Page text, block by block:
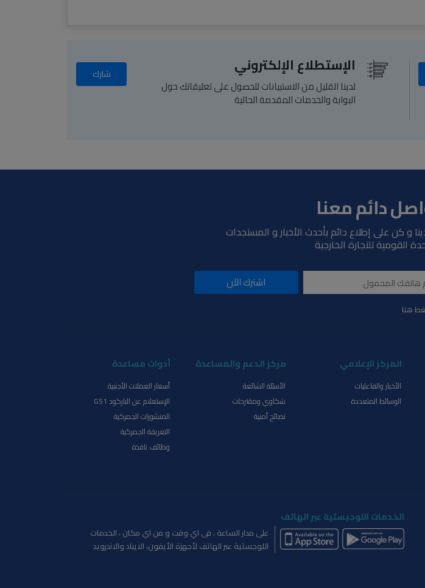
الإستطلاع الإلكتروني
لدينا القليل من الاستبيانات للحصول على تعليقاتك حول
البوابة والخدمات المقدمة الحالية
شارك
دائم معنا
و كن على إطلاع دائم بأحدث الأخبار و المستجدات
القومية للتجارة الخارجية
اشترك الآن
هنا
المركز الإعلامي
الأخبار والفاعليات
الوسائط المتعددة
مركز الدعم والمساعدة
الأسئلة الشائعة
شكاوي ومقترحات
نصائح أمنية
أدوات مساعدة
أسعار العملات الأجنبية
الإستعلام عن الباركود GS1
المنشورات الجمركية
التعريفة الجمركية
وظائف نافذة
الخدمات اللوجيستية عبر الهاتف
على مدار الساعة ، فى اي وقت و من اي مكان ، الخدمات
اللوجستية عبر الهاتف لأجهزة الأيفون، الايباد والاندرويد